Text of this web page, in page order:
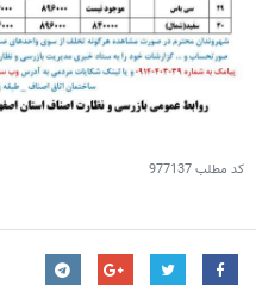
کد مطلب977137